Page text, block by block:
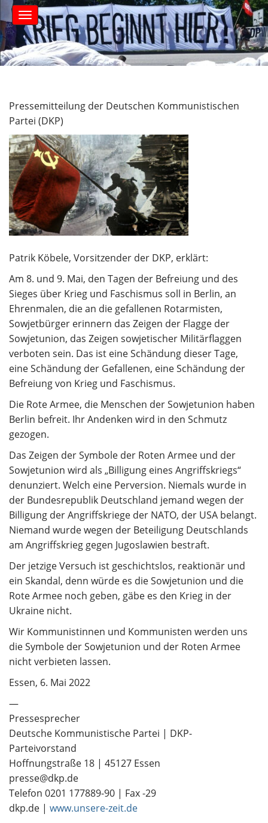
M
a
i
n
m
e
S
k
i
p
t
n
e
n
t
Pressemitteilung der Deutschen Kommunistischen
Partei (DKP)
Patrik Köbele, Vorsitzender der DKP, erklärt:
Am 8. und 9. Mai, den Tagen der Befreiung und des
Sieges über Krieg und Faschismus soll in Berlin, an
Ehrenmalen, die an die gefallenen Rotarmisten,
Sowjetbürger erinnern das Zeigen der Flagge der
Sowjetunion, das Zeigen sowjetischer Militärflaggen
verboten sein. Das ist eine Schändung dieser Tage,
eine Schändung der Gefallenen, eine Schändung der
Befreiung von Krieg und Faschismus.
Die Rote Armee, die Menschen der Sowjetunion haben
Berlin befreit. Ihr Andenken wird in den Schmutz
gezogen.
Das Zeigen der Symbole der Roten Armee und der
Sowjetunion wird als „Billigung eines Angriffskriegs“
denunziert. Welch eine Perversion. Niemals wurde in
der Bundesrepublik Deutschland jemand wegen der
Billigung der Angriffskriege der NATO, der USA belangt.
Niemand wurde wegen der Beteiligung Deutschlands
am Angriffskrieg gegen Jugoslawien bestraft.
Der jetzige Versuch ist geschichtslos, reaktionär und
ein Skandal, denn würde es die Sowjetunion und die
Rote Armee noch geben, gäbe es den Krieg in der
Ukraine nicht.
Wir Kommunistinnen und Kommunisten werden uns
die Symbole der Sowjetunion und der Roten Armee
nicht verbieten lassen.
Essen, 6. Mai 2022
—
Pressesprecher
Deutsche Kommunistische Partei | DKP-
Parteivorstand
Hoffnungstraße 18 | 45127 Essen
presse@dkp.de
Telefon 0201 177889-90 | Fax -29
dkp.de | www.unsere-zeit.de